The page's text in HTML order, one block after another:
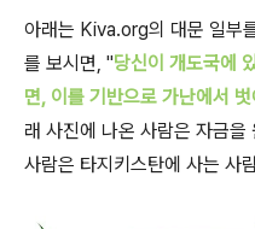
아래는 Kiva.org의 대문 일부
를 보시면, "당신이 개도국에
면, 이를 기반으로 가난에서
래 사진에 나온 사람은 자금
사람은 타지키스탄에 사는 사